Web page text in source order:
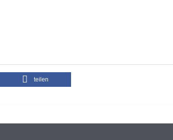
teilen